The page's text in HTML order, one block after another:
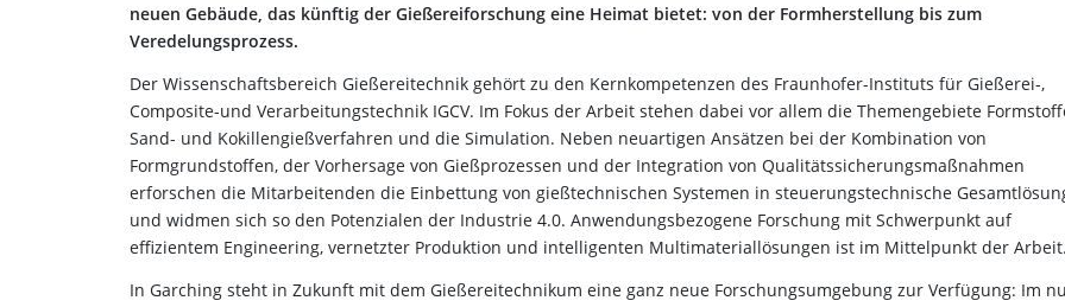
neuen Gebäude, das künftig der Gießereiforschung eine Heimat bietet: von der Formherstellung bis zum
Veredelungsprozess.
Der Wissenschaftsbereich Gießereitechnik gehört zu den Kernkompetenzen des Fraunhofer-Instituts für Gießerei-,
Composite-und Verarbeitungstechnik IGCV. Im Fokus der Arbeit stehen dabei vor allem die Themengebiete
Sand- und Kokillengießverfahren und die Simulation. Neben neuartigen Ansätzen bei der Kombination von
Formgrundstoffen, der Vorhersage von Gießprozessen und der Integration von Qualitätssicherungsmaßnahmen
erforschen die Mitarbeitenden die Einbettung von gießtechnischen Systemen in steuerungstechnische
und widmen sich so den Potenzialen der Industrie 4.0. Anwendungsbezogene Forschung mit Schwerpunkt auf
effizientem Engineering, vernetzter Produktion und intelligenten Multimateriallösungen ist im Mittelpunkt der Arbeit.
In Garching steht in Zukunft mit dem Gießereitechnikum eine ganz neue Forschungsumgebung zur Verfügung: Im